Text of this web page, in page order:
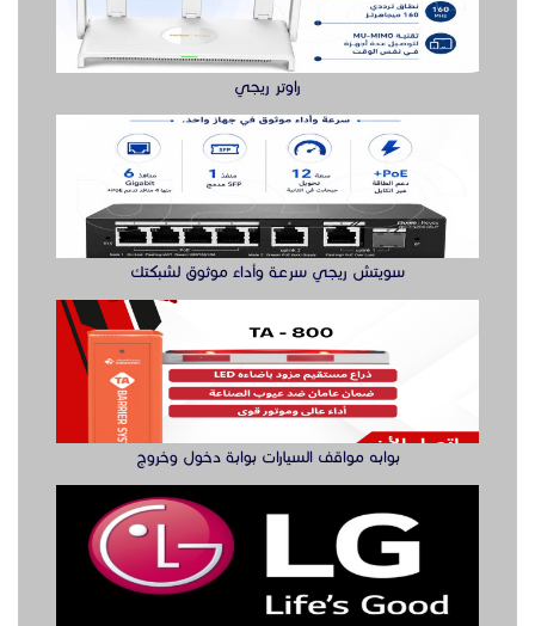
راوتر ريجي
سويتش ريجي سرعة وأداء موثوق لشبكتك
بوابه مواقف السيارات بوابة دخول وخروج